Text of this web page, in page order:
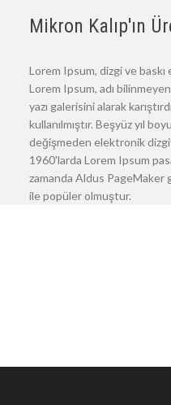
Mikron Kalıp'ın
Lorem Ipsum, dizgi ve baskı
Lorem Ipsum, adı
yazı galerisini alarak
kullanılmıştır. Beşyüz yıl
değişmeden elektronik
1960'larda Lorem Ipsum
zamanda Aldus PageMaker
ile popüler olmuştur.